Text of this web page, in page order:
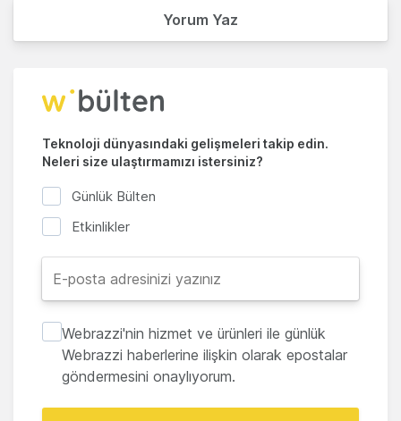
Yorum Yaz
Teknoloji dünyasındaki gelişmeleri takip edin.
Neleri size ulaştırmamızı istersiniz?
Günlük Bülten
Etkinlikler
Webrazzi'nin hizmet ve ürünleri ile günlük
Webrazzi haberlerine ilişkin olarak epostalar
göndermesini onaylıyorum.